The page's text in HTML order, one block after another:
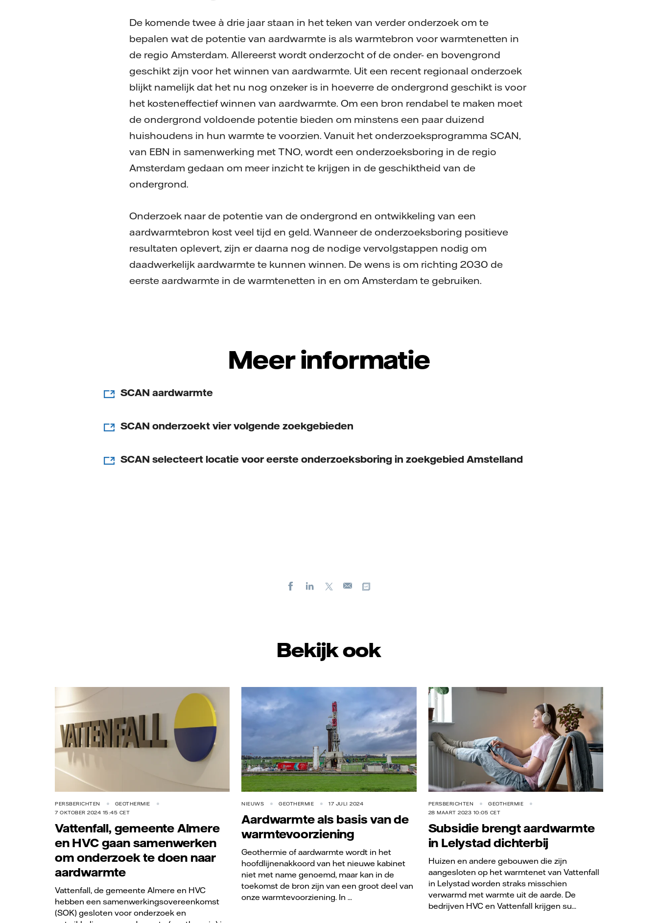
De komende twee à drie jaar staan in het teken van verder onderzoek om te
bepalen wat de potentie van aardwarmte is als warmtebron voor warmtenetten in
de regio Amsterdam. Allereerst wordt onderzocht of de onder- en bovengrond
geschikt zijn voor het winnen van aardwarmte. Uit een recent regionaal onderzoek
blijkt namelijk dat het nu nog onzeker is in hoeverre de ondergrond geschikt is voor
het kosteneffectief winnen van aardwarmte. Om een bron rendabel te maken moet
de ondergrond voldoende potentie bieden om minstens een paar duizend
huishoudens in hun warmte te voorzien. Vanuit het onderzoeksprogramma SCAN,
van EBN in samenwerking met TNO, wordt een onderzoeksboring in de regio
Amsterdam gedaan om meer inzicht te krijgen in de geschiktheid van de
ondergrond.
Onderzoek naar de potentie van de ondergrond en ontwikkeling van een
aardwarmtebron kost veel tijd en geld. Wanneer de onderzoeksboring positieve
resultaten oplevert, zijn er daarna nog de nodige vervolgstappen nodig om
daadwerkelijk aardwarmte te kunnen winnen. De wens is om richting 2030 de
eerste aardwarmte in de warmtenetten in en om Amsterdam te gebruiken.
Meer informatie
SCAN aardwarmte
SCAN onderzoekt vier volgende zoekgebieden
SCAN selecteert locatie voor eerste onderzoeksboring in zoekgebied Amstelland
FacebookLinkedIn
X
E-
Bekijk ook
PERSBERICHTEN
GEOTHERMIE
7 OKTOBER 2024 15:45 CET
Vattenfall, gemeente Almere
en HVC gaan samenwerken
om onderzoek te doen naar
aardwarmte
Vattenfall, de gemeente Almere en HVC
hebben een samenwerkingsovereenkomst
(SOK) gesloten voor onderzoek en
NIEUWS GEOTHERMIE 17 JULI 2024
Aardwarmte als basis van de
warmtevoorziening
Geothermie of aardwarmte wordt in het
hoofdlijnenakkoord van het nieuwe kabinet
niet met name genoemd, maar kan in de
toekomst de bron zijn van een groot deel van
onze warmtevoorziening. In ...
PERSBERICHTEN
GEOTHERMIE
28 MAART 2023 10:05 CET
Subsidie brengt aardwarmte
in Lelystad dichterbij
Huizen en andere gebouwen die zijn
aangesloten op het warmtenet van Vattenfall
in Lelystad worden straks misschien
verwarmd met warmte uit de aarde. De
bedrijven HVC en Vattenfall krijgen su...